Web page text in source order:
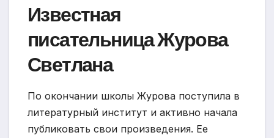
Известная
писательница Журова
Светлана
По окончании школы Журова поступила в
литературный институт и активно начала
публиковать свои произведения. Ее